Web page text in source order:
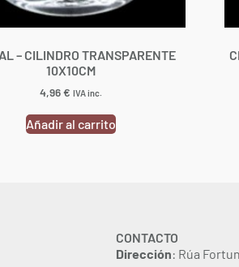
– CILINDRO TRANSPARENTE
10X10CM
4,96€ IVA inc.
Añadir al carrito
CONTACTO
Dirección: Rúa